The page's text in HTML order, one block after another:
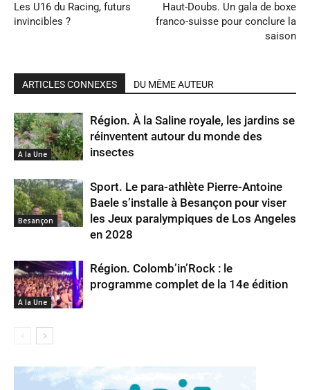
Les U16 du Racing, futurs
invincibles ?
Haut-Doubs. Un gala de boxe
franco-suisse pour conclure la
saison
ARTICLES CONNEXES DU MÊME AUTEUR
A la Une
Région. À la Saline royale, les jardins se
réinventent autour du monde des
insectes
Besançon
Sport. Le para-athlète Pierre-Antoine
Baele s’installe à Besançon pour viser
les Jeux paralympiques de Los Angeles
en 2028
A la Une
Région. Colomb’in’Rock : le
programme complet de la 14e édition